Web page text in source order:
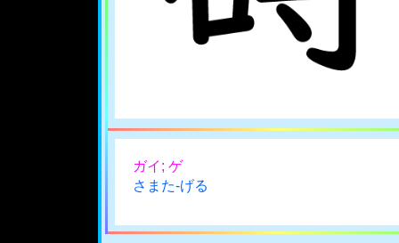
ガイ; ゲ
さまた-げる